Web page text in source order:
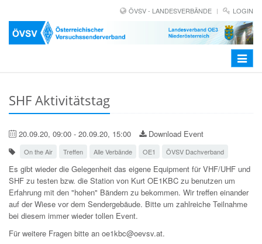
ÖVSV - LANDESVERBÄNDE LOGIN
Toggle
SHF Aktivitätstag
20.09.20, 09:00 - 20.09.20, 15:00 Download Event
On the Air Treffen Alle Verbände OE1 ÖVSV Dachverband
Es gibt wieder die Gelegenheit das eigene Equipment für VHF/UHF und
SHF zu testen bzw. die Station von Kurt OE1KBC zu benutzen um
Erfahrung mit den "hohen" Bändern zu bekommen. Wir treffen einander
auf der Wiese vor dem Sendergebäude. Bitte um zahlreiche Teilnahme
bei diesem immer wieder tollen Event.
Für weitere Fragen bitte an oe1kbc@oevsv.at.